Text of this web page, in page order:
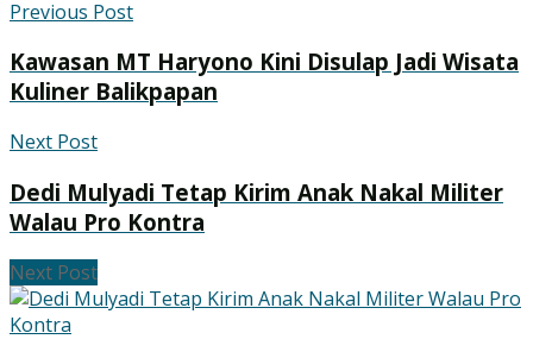
Previous Post
Kawasan MT Haryono Kini Disulap Jadi Wisata
Kuliner Balikpapan
Next Post
Dedi Mulyadi Tetap Kirim Anak Nakal Militer
Walau Pro Kontra
Next Post